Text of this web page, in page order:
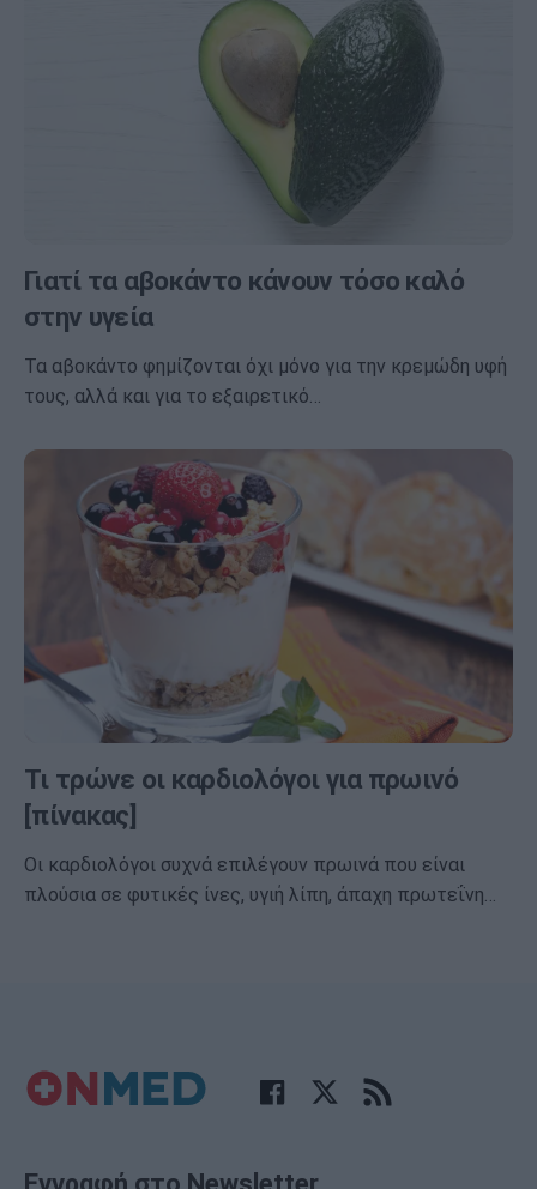
Γιατί τα αβοκάντο κάνουν τόσο καλό
στην υγεία
Τα αβοκάντο φημίζονται όχι μόνο για την κρεμώδη υφή
τους, αλλά και για το εξαιρετικό…
Τι τρώνε οι καρδιολόγοι για πρωινό
[πίνακας]
Οι καρδιολόγοι συχνά επιλέγουν πρωινά που είναι
πλούσια σε φυτικές ίνες, υγιή λίπη, άπαχη πρωτεΐνη…